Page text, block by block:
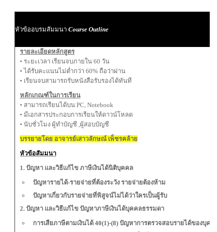
หัวข้ออบรมสัมมนา Course Outline
รายละเอียดหลักสูตร
• ระยะเวลา เรียนจบภายใน 60 วัน
• ได้รับคะแนนไม่ต่ำกว่า 60% ถือว่าผ่าน
• เรียนจบสามารถรับหนังสือรับรองได้ทันที
หลักเกณฑ์ในการเรียน
• สามารถเรียนได้บน PC, Notebook
• มีเอกสารประกอบการเรียนให้ดาวน์โหลด
• นับชั่วโมง ผู้ทำบัญชี ,ผู้สอบบัญชี
บรรยายโดย อาจารย์เสาวลักษณ์ เพ็ชรคล้าย
หัวข้อสัมมนา
1. ปัญหา และวิธีแก้ไข ภาษีเงินได้นิติบุคคล
ปัญหารายได้-รายจ่ายที่ต้องระวัง รายจ่ายต้องห้าม
ปัญหาเกี่ยวกับรายจ่ายที่พิสูจน์ไม่ได้ว่าใครเป็นผู้รับ
2. ปัญหา และวิธีแก้ไข ปัญหาภาษีเงินได้บุคคลธรรมดา
การเสียภาษีตามเงินได้ 40(1)-(8) ปัญหาการตรวจสอบรายได้ของบุค